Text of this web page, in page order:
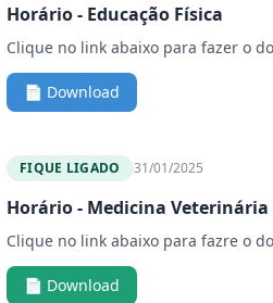
Horário - Educação Física
Clique no link abaixo para fazer o
📄 Download
FIQUE LIGADO 31/01/2025
Horário - Medicina Veterinária
Clique no link abaixo para fazre o
📄 Download